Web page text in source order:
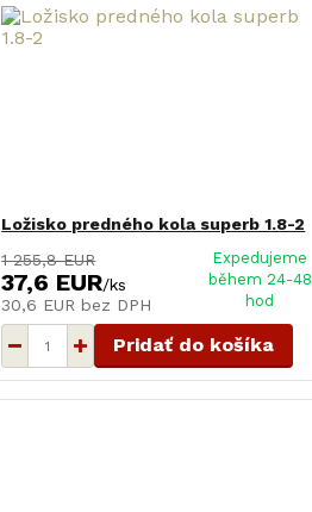
Ložisko predného kola superb 1.8-2
1 255,8 EUR
37,6 EUR/ks
30,6 EUR bez DPH
Expedujeme
během 24-48
hod
Pridať do košíka